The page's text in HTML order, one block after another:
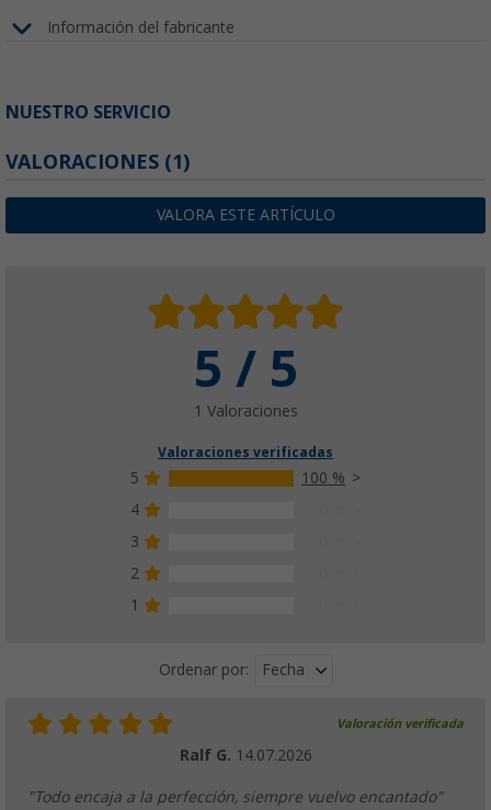
Información del fabricante
NUESTRO SERVICIO
VALORACIONES (1)
VALORA ESTE ARTÍCULO
5 / 5
1 Valoraciones
Valoraciones verificadas
5
100 %
4
3
2
1
Ordenar por: Fecha
Valoración verificada
Ralf G. 14.07.2026
"Todo encaja a la perfección, siempre vuelvo encantado"